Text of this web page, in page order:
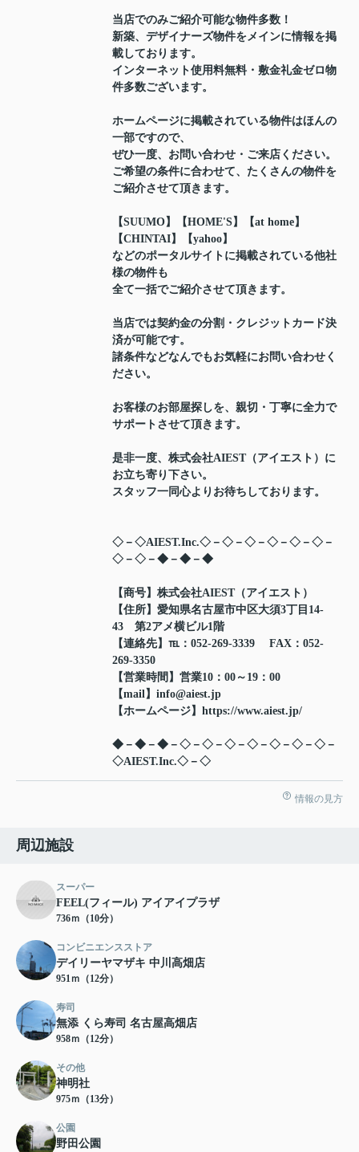
当店でのみご紹介可能な物件多数！
新築、デザイナーズ物件をメインに情報を掲
載しております。
インターネット使用料無料・敷金礼金ゼロ物
件多数ございます。
ホームページに掲載されている物件はほんの
一部ですので、
ぜひ一度、お問い合わせ・ご来店ください。
ご希望の条件に合わせて、たくさんの物件を
ご紹介させて頂きます。
【SUUMO】【HOME'S】【at home】
【CHINTAI】【yahoo】
などのポータルサイトに掲載されている他社
様の物件も
全て一括でご紹介させて頂きます。
当店では契約金の分割・クレジットカード決
済が可能です。
諸条件などなんでもお気軽にお問い合わせく
ださい。
お客様のお部屋探しを、親切・丁寧に全力で
サポートさせて頂きます。
是非一度、株式会社AIEST（アイエスト）に
お立ち寄り下さい。
スタッフ一同心よりお待ちしております。
◇－◇AIEST.Inc.◇－◇－◇－◇－◇－◇－
◇－◇－◆－◆－◆
【商号】株式会社AIEST（アイエスト）
【住所】愛知県名古屋市中区大須3丁目14-
43 第2アメ横ビル1階
【連絡先】℡：052-269-3339 FAX：052-
269-3350
【営業時間】営業10：00～19：00
【mail】info@aiest.jp
【ホームページ】https://www.aiest.jp/
◆－◆－◆－◇－◇－◇－◇－◇－◇－◇－
◇AIEST.Inc.◇－◇
情報の見方
周辺施設
スーパー
FEEL(フィール) アイアイプラザ
736ｍ（10分）
コンビニエンスストア
デイリーヤマザキ 中川高畑店
951ｍ（12分）
寿司
無添 くら寿司 名古屋高畑店
958ｍ（12分）
その他
神明社
975ｍ（13分）
公園
野田公園